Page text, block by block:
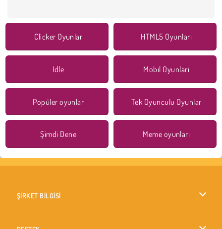
Clicker Oyunlar HTML5 Oyunları
Idle Mobil Oyunlari
Popüler oyunlar Tek Oyunculu Oyunlar
Şimdi Dene Meme oyunları
ŞİRKET BİLGİSİ